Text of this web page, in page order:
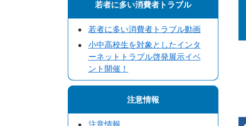
若者に多い消費者トラブル
若者に多い消費者トラブル動画
小中高校生を対象としたインタ
ーネットトラブル啓発展示イベ
ント開催！
注意情報
注意情報